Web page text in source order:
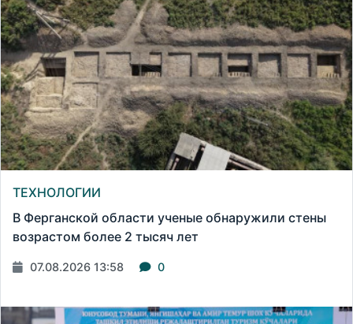
ТЕХНОЛОГИИ
В Ферганской области ученые обнаружили стены
возрастом более 2 тысяч лет
07.08.2026 13:58 0